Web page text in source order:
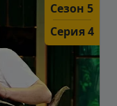
Сезон 5
Серия 4